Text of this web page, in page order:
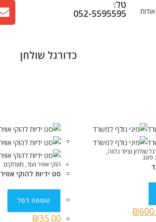
אודות
טל:
052-5595595
כדורגל שולחן
שולחן וציוד נלווה,
פונג
₪
הוקי אוויר ועוד, משחקים
סט ידיות להוקי אוויר
הוספה לסל
₪35.00